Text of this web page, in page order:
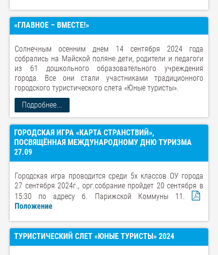
«ГЛАВНОЕ – ВМЕСТЕ!»
Солнечным осенним днем 14 сентября 2024 года
собрались на Майской поляне дети, родители и педагоги
из 61 дошкольного образовательного учреждения
города. Все они стали участниками традиционного
городского туристического слета «Юные туристы».
Подробнее...
ГОРОДСКАЯ ИГРА «КАРТА СТРАНСТВИЙ»,
ПОСВЯЩЁННАЯ МЕЖДУНАРОДНОМУ ДНЮ ТУРИЗМА
27.09
Городская игра проводится среди 5х классов ОУ города
27 сентября 2024г., орг.собрание пройдет 20 сентября в
15:30 по адресу б. Парижской Коммуны 11.
Положение
ТУРИСТИЧЕСКИЙ СЛЕТ «ЮНЫЕ ТУРИСТЫ» 2024